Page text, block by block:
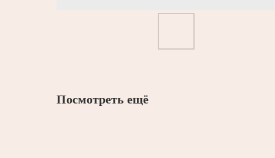
Посмотреть ещё